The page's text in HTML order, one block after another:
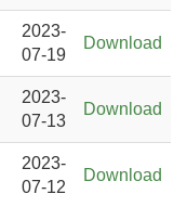
2023-
07-19
Download
2023-
07-13
Download
2023-
07-12
Download